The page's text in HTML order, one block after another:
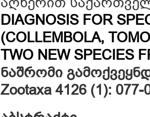
DIAGNOSIS FOR
(COLLEMBOLA,
TWO NEW SPECIES
ნაშრომი
Zootaxa 4126 (1): 077-